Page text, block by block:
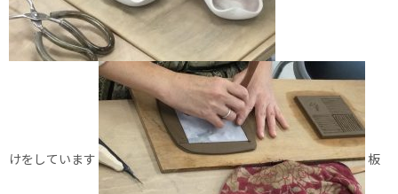
けをしています 板